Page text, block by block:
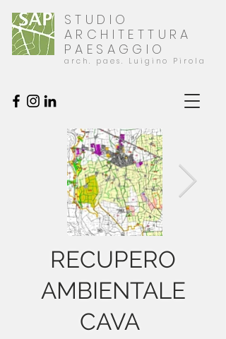
STUDIO
ARCHITETTURA
PAESAGGIO
arch. paes. Luigino Pirola
RECUPERO
AMBIENTALE
CAVA